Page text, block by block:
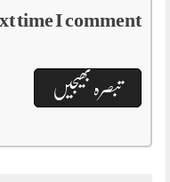
time I comment.